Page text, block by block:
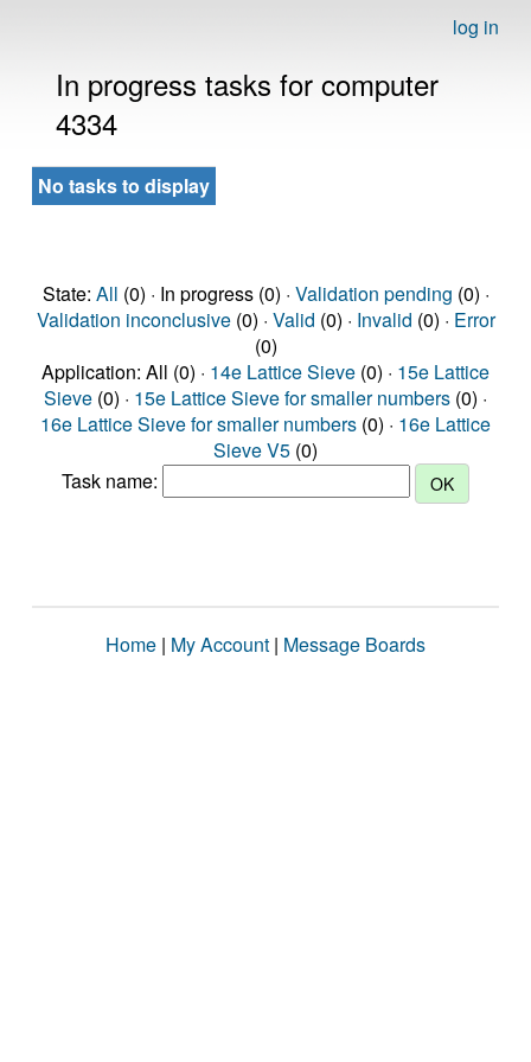
log in
In progress tasks for computer
4334
No tasks to display
State: All (0) · In progress (0) · Validation pending (0) ·
Validation inconclusive(0) · Valid (0) · Invalid (0) · Error
(0)
Application: All (0) · 14e Lattice Sieve (0) · 15e Lattice
Sieve (0) · 15e Lattice Sieve for smaller numbers (0) ·
16e Lattice Sieve for smaller numbers (0) · 16e Lattice
Sieve V5 (0)
Task name:
Home | My Account | Message Boards